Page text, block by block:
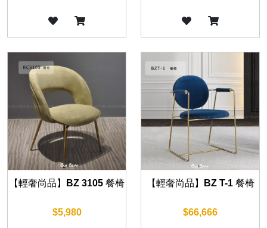
【輕奢尚品】BZ 3105 餐椅
$5,980
【輕奢尚品】BZ T-1 餐椅
$66,666